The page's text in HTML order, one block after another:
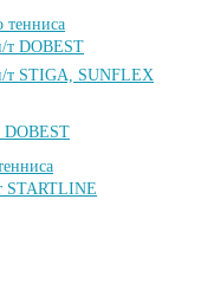
тенниса
т DOBEST
т STIGA, SUNFLEX
DOBEST
STARTLINE